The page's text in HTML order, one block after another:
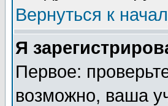
Вернуться к
Я
Первое:
возможно, ваша